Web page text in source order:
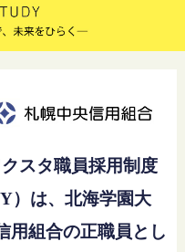
クスタ職員採用制度
）は、北海学園大
用組合の正職員とし